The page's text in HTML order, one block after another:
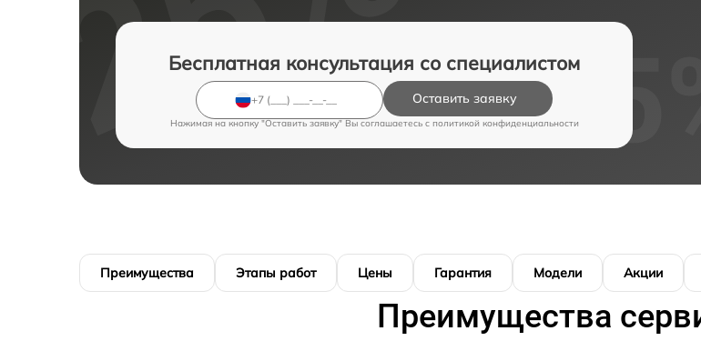
Бесплатная консультация со специалистом
Оставить заявку
Нажимая на кнопку "Оставить заявку" Вы соглашаетесь c политикой конфиденциальности
Преимущества Этапы работ Цены Гарантия Модели Акции
Преимущества